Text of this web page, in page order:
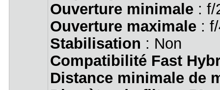
Ouverture minimale: f/
Ouverture maximale: f/
Stabilisation : Non
Compatibilité Fast
Distance minimale de